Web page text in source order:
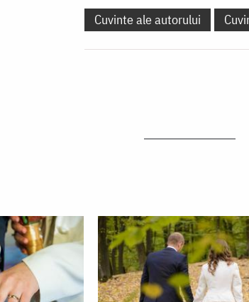
Cuvinte ale autorului